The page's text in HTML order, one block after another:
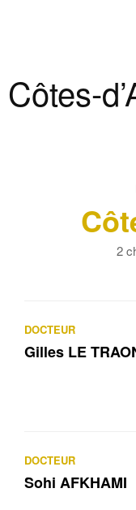
Côtes-
2
DOCTEUR
Gilles LE
DOCTEUR
Sohi AFKHAMI